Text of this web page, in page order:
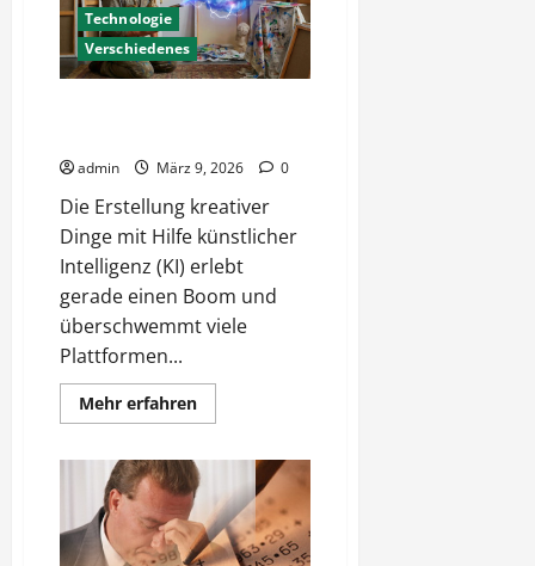
Zombies
werden
Technologie
Verschiedenes
admin März 9, 2026 0
Die Erstellung kreativer
Dinge mit Hilfe künstlicher
Intelligenz (KI) erlebt
gerade einen Boom und
überschwemmt viele
Plattformen...
Mehr erfahrenMehr
Informationen
mit
KI
–
Kunst
oder
Blendwerk?